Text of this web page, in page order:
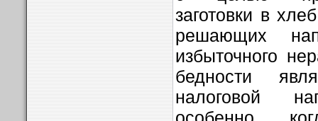
заготовки в
решающих
избыточного
бедности
налоговой